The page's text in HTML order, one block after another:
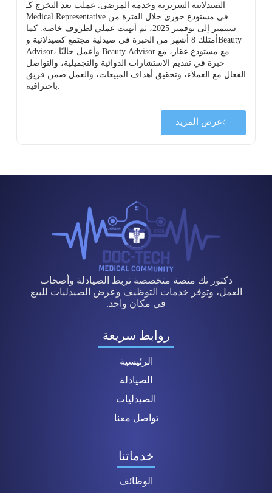
الصيدلانية السريرية وخدمة المرضى. عملت بعد التخرج كـ
Medical Representative في مستودع خوري خلال الفترة من
سبتمبر إلى نوفمبر 2025، ثم أنهيت عملي لظروف خاصة. كما
أمتلك 8 أشهر من الخبرة في صيدلية مجتمع كصيدلانية وBeauty
Advisor، وأعمل حاليًا Beauty Advisor مع مستودع عقار، مع
خبرة في تقديم الاستشارات الدوائية والتجميلية، والتواصل
الفعال مع العملاء، وتحقيق أهداف المبيعات، والعمل ضمن فريق
باحترافية.
عرض المزيد
دكتور تك منصة متخصصة تربط الصيادلة وأصحاب
العمل، وتوفر خدمات التوظيف وعرض الصيدليات للبيع
في مكان واحد.
روابط سريعة
الرئيسية
الصيادلة
الصيدليات
تواصل معنا
خدماتنا
الوظائف